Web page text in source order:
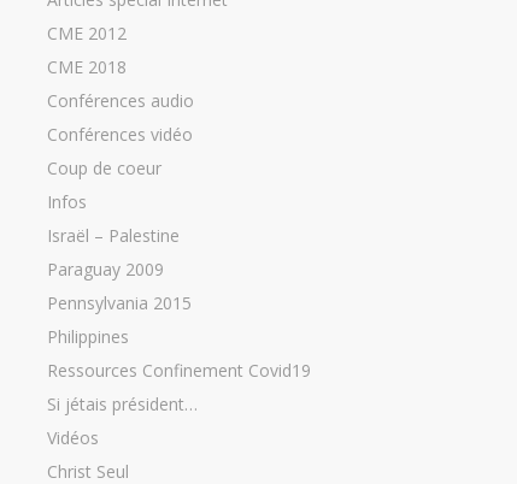
CME 2012
CME 2018
Conférences audio
Conférences vidéo
Coup de coeur
Infos
Israël – Palestine
Paraguay 2009
Pennsylvania 2015
Philippines
Ressources Confinement Covid19
Si jétais président…
Vidéos
Christ Seul